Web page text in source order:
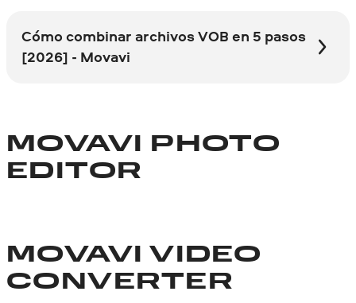
Cómo combinar archivos VOB en 5 pasos
[2026] - Movavi
MOVAVI PHOTO
EDITOR
MOVAVI VIDEO
CONVERTER